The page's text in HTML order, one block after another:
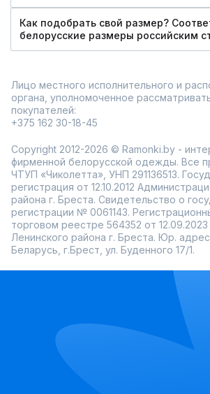
Как подобрать свой размер?
белорусские размеры российским
Лицо местного исполнительного и
органа, уполномоченное
покупателей:
+375 162 30-18-45
Copyright 2012-2026 © Ramonki.by -
фирменной белорусской одежды. Все
ЧТУП «Чиколетта», УНП 291136513.
регистрация от 12.10.2012
района г. Бреста. Свидетельство о
регистрации № 0061143.
торговом реестре 564352 от
Ленинского района г. Бреста. Юр.
Беларусь, г.Брест, ул. Буденного 17/1.